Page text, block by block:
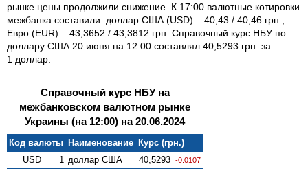
рынке цены продолжили снижение. К 17:00 валютные котировки
межбанка составили: доллар США (USD) – 40,43 / 40,46 грн.,
Евро (EUR) – 43,3652 / 43,3812 грн. Справочный курс НБУ по
доллару США 20 июня на 12:00 составлял 40,5293 грн. за
1 доллар.
Справочный курс НБУ на
межбанковском валютном рынке
Украины (на 12:00) на 20.06.2024
Код валюты Наименование Курс (грн.)
USD
1 доллар США 40,5293 -0.0107